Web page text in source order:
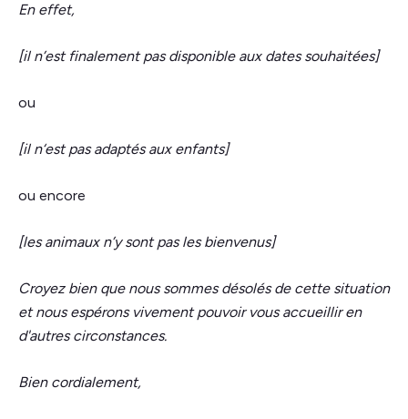
En effet,
[il n’est finalement pas disponible aux dates souhaitées]
ou
[il n‘est pas adaptés aux enfants]
ou encore
[les animaux n’y sont pas les bienvenus]
Croyez bien que nous sommes désolés de cette situation
et nous espérons vivement pouvoir vous accueillir en
d'autres circonstances.
Bien cordialement,